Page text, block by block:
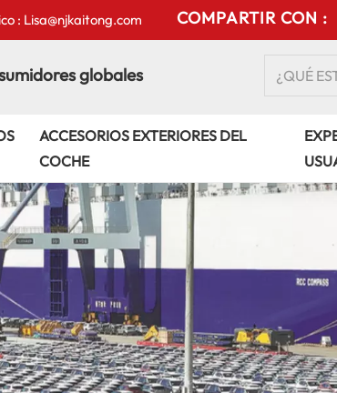
: Lisa@njkaitong.com COMPARTIR CON :
globales
ACCESORIOS EXTERIORES DEL
COCHE